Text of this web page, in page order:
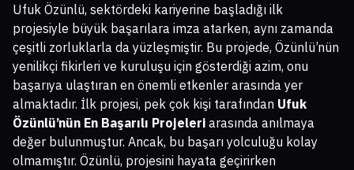
Ufuk Özünlü, sektördeki kariyerine başladığı ilk
projesiyle büyük başarılara imza atarken, aynı zamanda
çeşitli zorluklarla da yüzleşmiştir. Bu projede, Özünlü’nün
yenilikçi fikirleri ve kuruluşu için gösterdiği azim, onu
başarıya ulaştıran en önemli etkenler arasında yer
almaktadır. İlk projesi, pek çok kişi tarafından Ufuk
Özünlü’nün En Başarılı Projeleri arasında anılmaya
değer bulunmuştur. Ancak, bu başarı yolculuğu kolay
olmamıştır. Özünlü, projesini hayata geçirirken